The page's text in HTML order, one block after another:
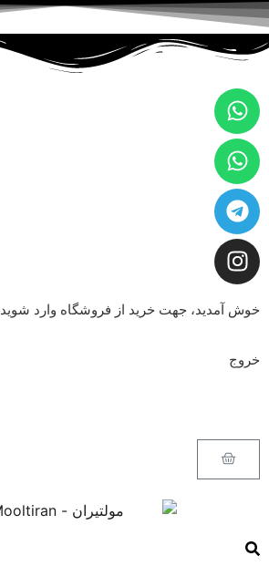
خوش آمدید، جهت خرید از فروشگاه وارد شوید
خروج